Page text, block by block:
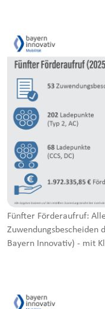
Fünfter Förderaufruf:
Zuwendungsbescheiden
Bayern Innovativ) - mit